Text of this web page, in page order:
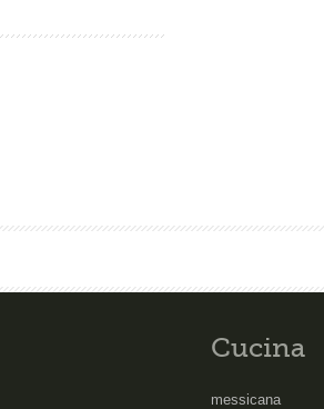
Cucina
messicana